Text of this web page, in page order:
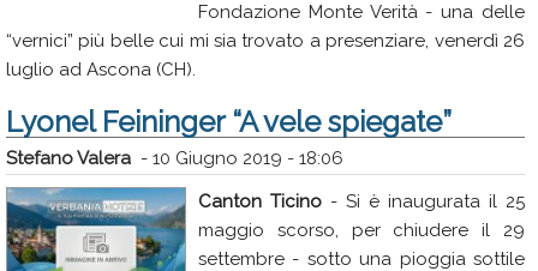
Fondazione Monte Verità - una delle
“vernici” più belle cui mi sia trovato a presenziare, venerdì 26
luglio ad Ascona (CH).
Lyonel Feininger “A vele spiegate”
Stefano Valera - 10 Giugno 2019 - 18:06
Canton Ticino - Si è inaugurata il 25
maggio scorso, per chiudere il 29
settembre - sotto una pioggia sottile